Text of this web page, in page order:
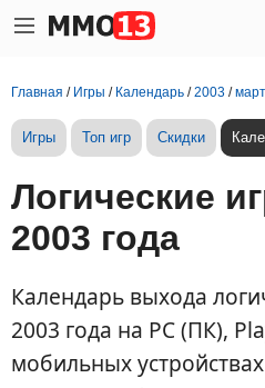
Главная / Игры / Календарь /2003 /март
Игры Топ игр Скидки
Логические
2003 года
Календарь выхода
2003 года на PC (ПК),
мобильных